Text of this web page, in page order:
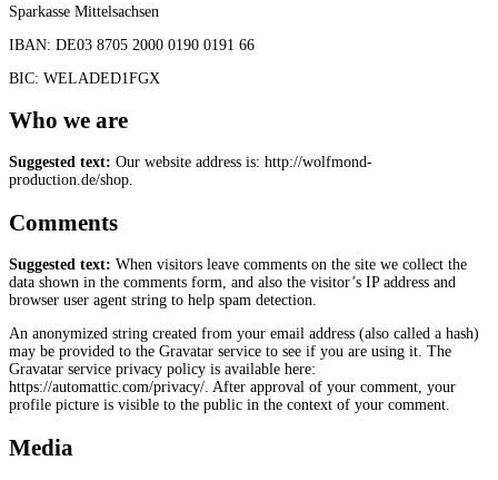
Sparkasse Mittelsachsen
IBAN: DE03 8705 2000 0190 0191 66
BIC: WELADED1FGX
Who we are
Suggested text: Our website address is: http://wolfmond-
production.de/shop.
Comments
Suggested text: When visitors leave comments on the site we collect the
data shown in the comments form, and also the visitor’s IP address and
browser user agent string to help spam detection.
An anonymized string created from your email address (also called a hash)
may be provided to the Gravatar service to see if you are using it. The
Gravatar service privacy policy is available here:
https://automattic.com/privacy/. After approval of your comment, your
profile picture is visible to the public in the context of your comment.
Media